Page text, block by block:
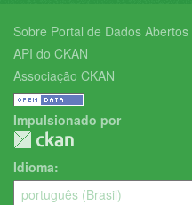
Sobre Portal de Dados
API do CKAN
Associação CKAN
Impulsionado por
Idioma